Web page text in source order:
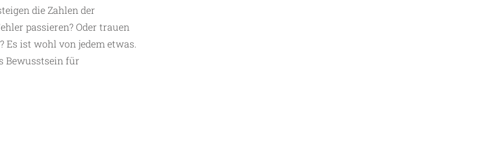
die Zahlen der
passieren? Oder trauen
Es ist wohl von jedem etwas.
Bewusstsein für